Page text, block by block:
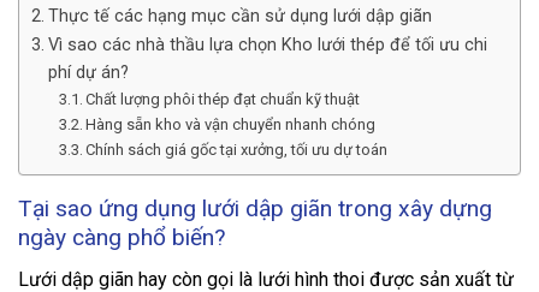
Thực tế các hạng mục cần sử dụng lưới dập giãn
Vì sao các nhà thầu lựa chọn Kho lưới thép để tối ưu chi
phí dự án?
Chất lượng phôi thép đạt chuẩn kỹ thuật
Hàng sẵn kho và vận chuyển nhanh chóng
Chính sách giá gốc tại xưởng, tối ưu dự toán
Tại sao ứng dụng lưới dập giãn trong xây dựng
ngày càng phổ biến?
Lưới dập giãn hay còn gọi là lưới hình thoi được sản xuất từ